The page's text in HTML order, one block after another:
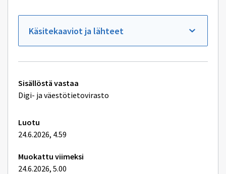
Käsitekaaviot ja lähteet
Tekniset
lisätiedot
Sisällöstä vastaa
Digi- ja väestötietovirasto
Luotu
24.6.2026, 4.59
Muokattu viimeksi
24.6.2026, 5.00